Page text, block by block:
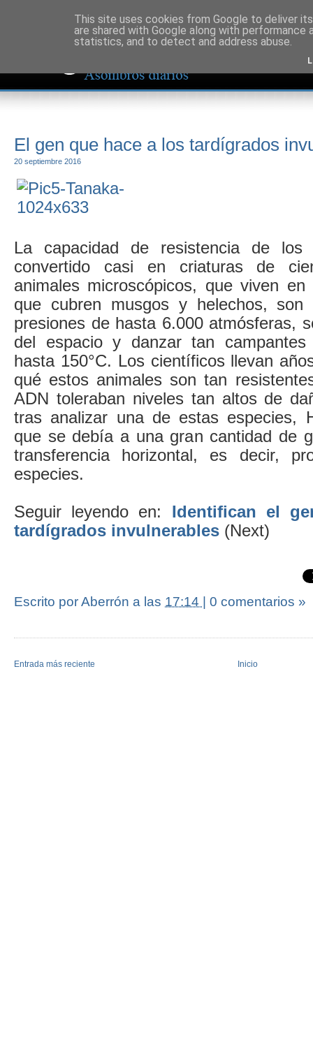
El gen que hace a los tardígrados
20 septiembre 2016
La capacidad de resistencia de los
convertido casi en criaturas de
animales microscópicos, que viven
que cubren musgos y helechos, son
presiones de hasta 6.000 atmósferas,
del espacio y danzar tan
hasta 150°C. Los científicos llevan
qué estos animales son tan
ADN toleraban niveles tan altos de
tras analizar una de estas especies,
que se debía a una gran cantidad de
transferencia horizontal, es decir,
especies.
Seguir leyendo en: Identifican el
tardígrados invulnerables (Next)
Escrito por Aberrón a las 17:14 | 0 comentarios »
Entrada más reciente Inicio
This site uses cookies from Google to deliver
are shared with Google along with
statistics, and to detect and address abuse.